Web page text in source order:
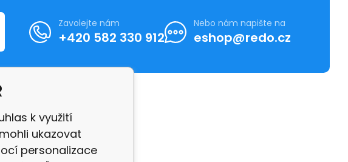
Zavolejte nám
+420 582 330 912
Nebo nám napište na
eshop@redo.cz
k využití
ukazovat
personalizace